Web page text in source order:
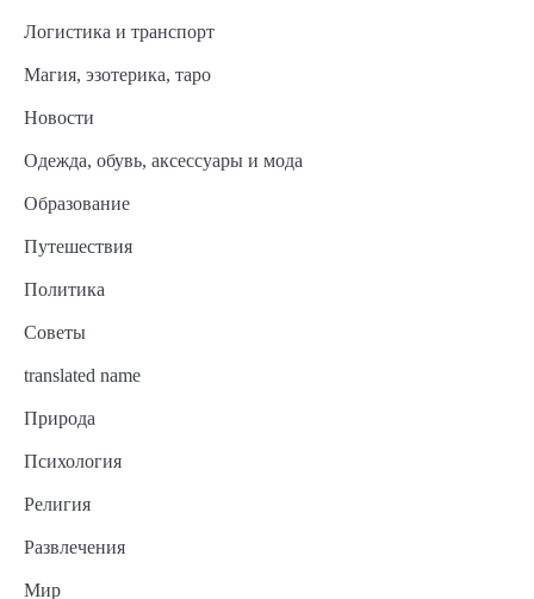
Логистика и транспорт
Магия, эзотерика, таро
Новости
Одежда, обувь, аксессуары и мода
Образование
Путешествия
Политика
Советы
translated name
Природа
Психология
Религия
Развлечения
Мир